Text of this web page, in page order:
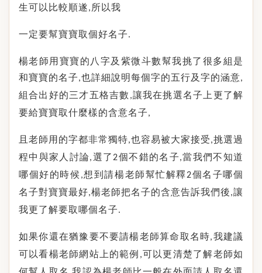
生可以比較順遂, 所以我
一定要幫寶寶取個好名子.
楊老師用寶寶的八字及紫微斗數幫我挑了很多組是
和寶寶的名子,也詳細說明每個字的五行及字的涵意,
組合出好的三才五格吉數 ,讓我在挑選名子上更了解
要給寶寶取什麼樣的含意名子,
且老師用的字都非常獨特,也容易被大家接受,挑選過
程中與家人討論,選了 2個不錯的名子,當我們不知道
哪個好的時候 ,想到請楊老師幫忙解釋2個名子哪個
名子對寶寶最好,楊老師把名子的含意告訴我們後,讓
我更了解要取哪個名子.
如果你還在猶豫要不要請楊老師算命取名時,我建議
可以看楊老師網站上的範例 ,可以更清楚了解老師如